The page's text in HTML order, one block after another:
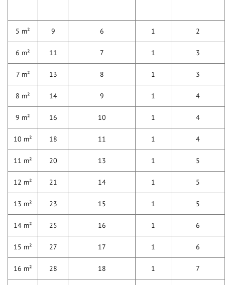
5 m² 9 6 1 2
6 m² 11 7 1 3
7 m² 13 8 1 3
8 m² 14 9 1 4
9 m² 16 10 1 4
10 m² 18 11 1 4
11 m² 20 13 1 5
12 m² 21 14 1 5
13 m² 23 15 1 5
14 m² 25 16 1 6
15 m² 27 17 1 6
16 m² 28 18 1 7